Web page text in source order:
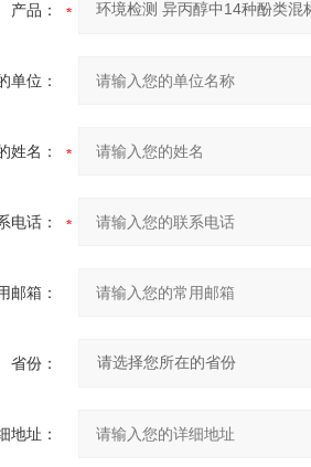
产品：
单位：
姓名：
电话：
邮箱：
省份：
地址：